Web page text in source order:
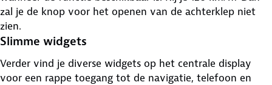
zal je de knop voor het openen van de achterklep niet
zien.
Slimme widgets
Verder vind je diverse widgets op het centrale display
voor een rappe toegang tot de navigatie, telefoon en